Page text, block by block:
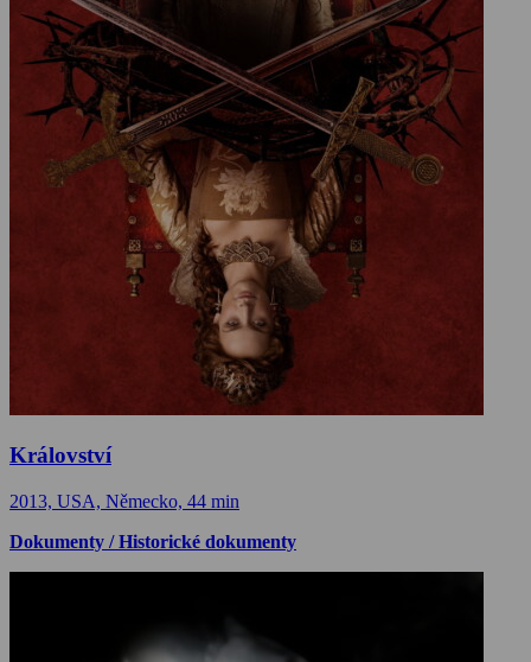
Království
2013, USA, Německo, 44 min
Dokumenty / Historické dokumenty